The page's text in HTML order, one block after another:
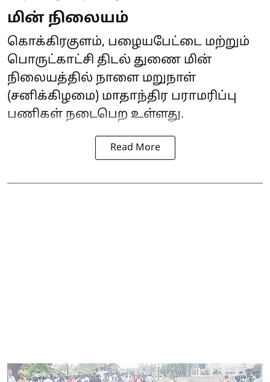
மின் நிலையம்
கொக்கிரகுளம், பழையபேட்டை மற்றும்
பொருட்காட்சி திடல் துணை மின்
நிலையத்தில் நாளை மறுநாள்
(சனிக்கிழமை) மாதாந்திர பராமரிப்பு
பணிகள் நடைபெற உள்ளது.
Read More